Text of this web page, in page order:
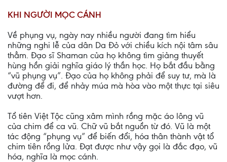
KHI NGƯỜI MỌC CÁNH
Về phụng vụ, ngày nay nhiều người đang tìm hiểu
những nghi lễ của dân Da Ðỏ với chiều kích nội tâm sâu
thẳm. Ðạo sĩ Shaman của họ không tìm giảng thuyết
hùng hồn giải nghĩa giáo lý thần học. Họ bắt đầu bằng
“vũ phụng vụ”. Ðạo của họ không phải để suy tư, mà là
đường để đi, để nhảy múa mà hòa vào một thực tại siêu
vượt hơn.
Tổ tiên Việt Tộc cũng xâm mình rồng mặc áo lông vũ
của chim để ca vũ. Chữ vũ bắt nguồn từ đó. Vũ là một
tác động “phụng vụ” để biến đổi, hóa thân thành vật tổ
chim tiên rồng lửa. Ðạt được như vậy gọi là đắc đạo, vũ
hóa, nghĩa là mọc cánh.